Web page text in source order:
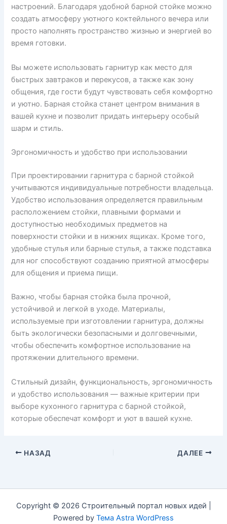
настроений. Благодаря удобной барной стойке можно
создать атмосферу уютного коктейльного вечера или
просто наполнять пространство жизнью и энергией во
время готовки.
Вы можете использовать гарнитур как место для
быстрых завтраков и перекусов, а также как зону
общения, где гости будут чувствовать себя комфортно
и уютно. Барная стойка станет центром внимания в
вашей кухне и позволит придать интерьеру особый
шарм и стиль.
Эргономичность и удобство при использовании
При проектировании гарнитура с барной стойкой
учитываются индивидуальные потребности владельца.
Удобство использования определяется правильным
расположением стойки, плавными формами и
доступностью необходимых предметов на
поверхности стойки и в нижних ящиках. Кроме того,
удобные стулья или барные стулья, а также подставка
для ног способствуют созданию приятной атмосферы
для общения и приема пищи.
Важно, чтобы барная стойка была прочной,
устойчивой и легкой в уходе. Материалы,
используемые при изготовлении гарнитура, должны
быть экологически безопасными и долговечными,
чтобы обеспечить комфортное использование на
протяжении длительного времени.
Стильный дизайн, функциональность, эргономичность
и удобство использования — важные критерии при
выборе кухонного гарнитура с барной стойкой,
которые обеспечат комфорт и уют в вашей кухне.
НАЗАД ДАЛЕЕ
Copyright © 2026 Строительный портал новых идей |
Powered by Тема Astra WordPress